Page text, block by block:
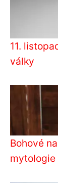
11.
války
Bohové
mytologie